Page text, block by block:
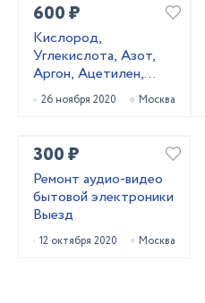
600 ₽
Кислород,
Углекислота, Азот,
Аргон, Ацетилен,
Пропан, Сварочные
смеси, газовые
26 ноября 2020 Москва
300 ₽
Ремонт аудио-видео
бытовой электроники
Выезд
12 октября 2020 Москва